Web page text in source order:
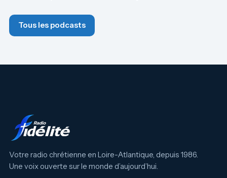
Tous les podcasts
Votre radio chrétienne en Loire-Atlantique, depuis 1986.
Une voix ouverte sur le monde d’aujourd’hui.